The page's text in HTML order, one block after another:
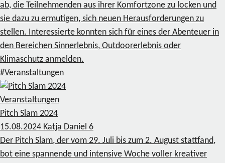
ab, die Teilnehmenden aus ihrer Komfortzone zu locken und
sie dazu zu ermutigen, sich neuen Herausforderungen zu
stellen. Interessierte konnten sich für eines der Abenteuer in
den Bereichen Sinnerlebnis, Outdoorerlebnis oder
Klimaschutz anmelden.
#Veranstaltungen
Veranstaltungen
Pitch Slam 2024
15.08.2024 Katja Daniel 6
Der Pitch Slam, der vom 29. Juli bis zum 2. August stattfand,
bot eine spannende und intensive Woche voller kreativer